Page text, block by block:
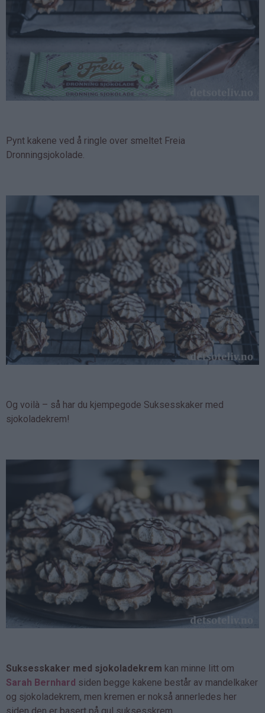
Pynt kakene ved å ringle over smeltet Freia
Dronningsjokolade.
Og voilà – så har du kjempegode Suksesskaker med
sjokoladekrem!
Suksesskaker med sjokoladekrem kan minne litt om
Sarah Bernhard siden begge kakene består av mandelkaker
og sjokoladekrem, men kremen er nokså annerledes her